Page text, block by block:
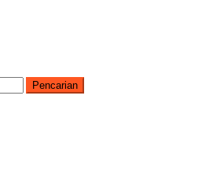
Pencarian